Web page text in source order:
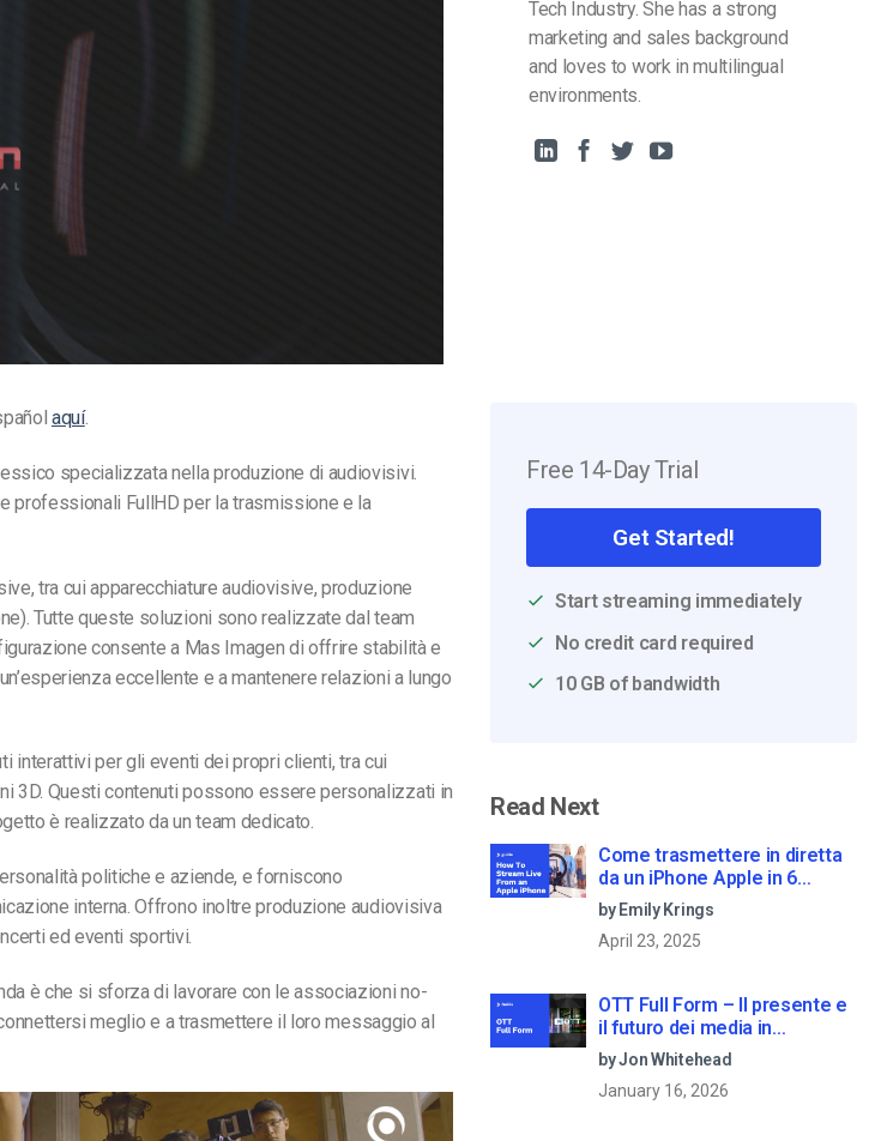
Video
Tech Industry. She has a strong
marketing and sales background
and loves to work in multilingual
environments.
aquí.
specializzata nella produzione di audiovisivi.
professionali FullHD per la trasmissione e la
tra cui apparecchiature audiovisive, produzione
Tutte queste soluzioni sono realizzate dal team
consente a Mas Imagen di offrire stabilità e
eccellente e a mantenere relazioni a lungo
interattivi per gli eventi dei propri clienti, tra cui
3D. Questi contenuti possono essere personalizzati in
è realizzato da un team dedicato.
politiche e aziende, e forniscono
interna. Offrono inoltre produzione audiovisiva
ed eventi sportivi.
è che si sforza di lavorare con le associazioni no-
meglio e a trasmettere il loro messaggio al
Free 14-Day Trial
Get Started!
Start streaming immediately
No credit card required
10 GB of bandwidth
Read Next
Come trasmettere in diretta
da un iPhone Apple in 6
semplici passi
by Emily Krings
April 23, 2025
OTT Full Form – Il presente e
il futuro dei media in
streaming
by Jon Whitehead
January 16, 2026